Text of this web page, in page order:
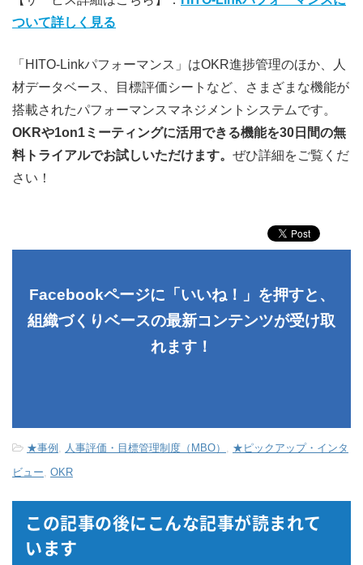
ついて詳しく見る
「HITO-Linkパフォーマンス」はOKR進捗管理のほか、人
材データベース、目標評価シートなど、さまざまな機能が
搭載されたパフォーマンスマネジメントシステムです。
OKRや1on1ミーティングに活用できる機能を30日間の無
料トライアルでお試しいただけます。 ぜひ詳細をご覧くだ
さい！
Facebookページに「いいね！」を押すと、
組織づくりベースの最新コンテンツが受け取
れます！
★事例 , 人事評価・目標管理制度（MBO） , ★ピックアップ・インタ
ビュー, OKR
この記事の後にこんな記事が読まれて
います